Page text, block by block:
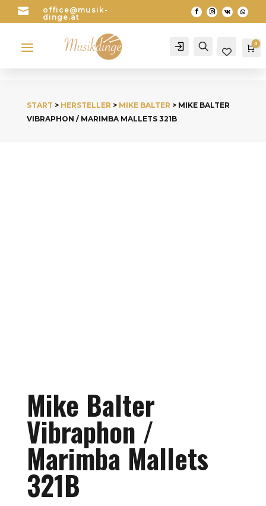

office@musik-
dinge.at
a Account Search 0
START > HERSTELLER > MIKE BALTER > MIKE BALTER
VIBRAPHON / MARIMBA MALLETS 321B
Mike Balter
Vibraphon /
Marimba Mallets
321B